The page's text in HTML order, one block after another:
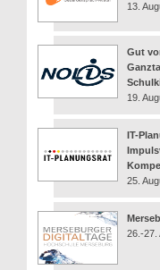
13.
Gut
19.
IT-
25.
26.-27.